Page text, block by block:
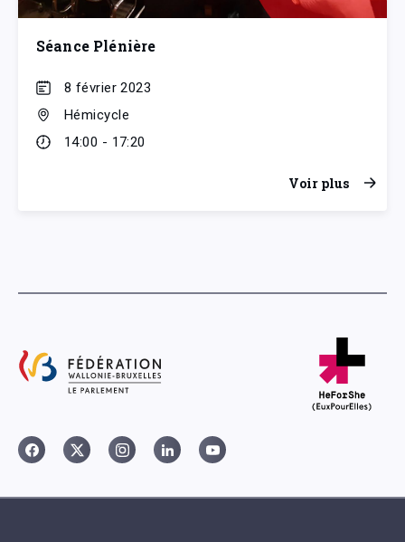
Séance Plénière
8 février 2023
Hémicycle
14:00 - 17:20
Voir plus